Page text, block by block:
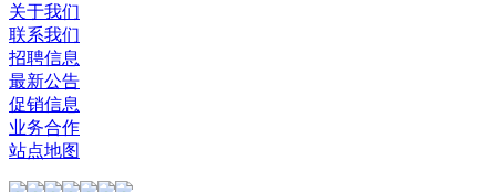
关于我们
联系我们
招聘信息
最新公告
促销信息
业务合作
站点地图